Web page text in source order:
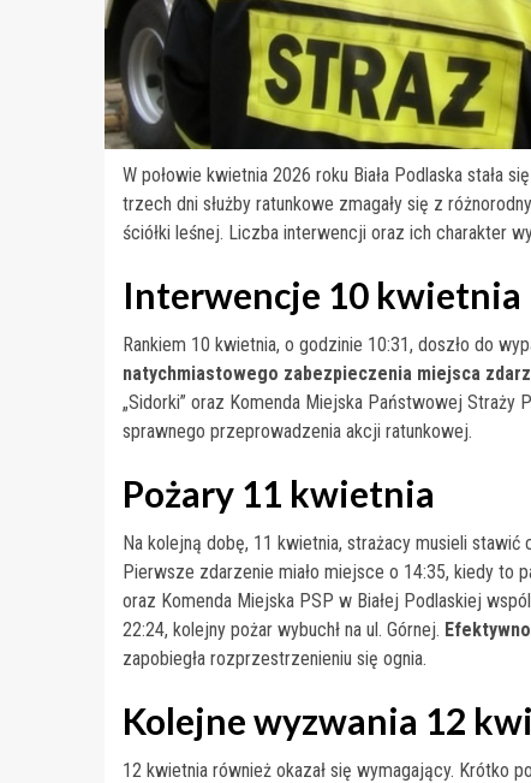
W połowie kwietnia 2026 roku Biała Podlaska stała
trzech dni służby ratunkowe zmagały się z
ściółki leśnej. Liczba interwencji oraz ich charakter
Interwencje 10 kwietnia
Rankiem 10 kwietnia, o godzinie 10:31, doszło do
natychmiastowego zabezpieczenia miejsca
„Sidorki” oraz Komenda Miejska Państwowej Straży
sprawnego przeprowadzenia akcji ratunkowej.
Pożary 11 kwietnia
Na kolejną dobę, 11 kwietnia, strażacy musieli
Pierwsze zdarzenie miało miejsce o 14:35, kiedy to
oraz Komenda Miejska PSP w Białej Podlaskiej
22:24, kolejny pożar wybuchł na ul. Górnej.
zapobiegła rozprzestrzenieniu się ognia.
Kolejne wyzwania 12
12 kwietnia również okazał się wymagający. Krótko